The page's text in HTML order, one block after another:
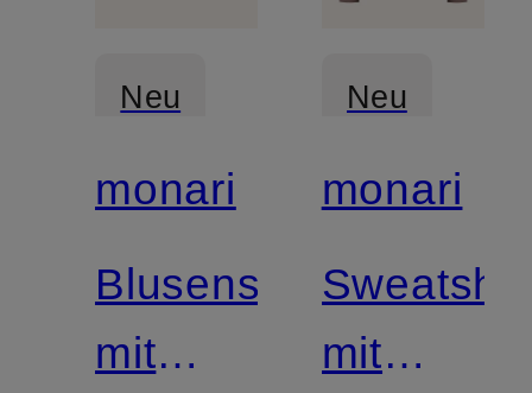
Neu
monari
Blusenshirt
mit
Neu
monari
mit